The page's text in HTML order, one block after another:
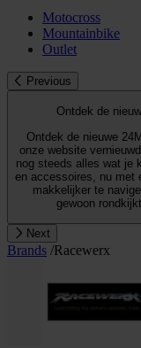
Motocross
Mountainbike
Outlet
Previous
Ontdek de
Ontdek de nieuwe 24MX:
onze website
nog steeds alles wat je
en accessoires, nu met
makkelijker te
gewoon
Next
Brands /Racewerx